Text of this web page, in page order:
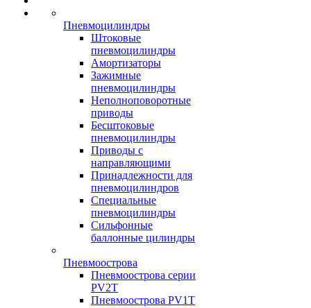
Пневмоцилиндры
Штоковые
пневмоцилиндры
Амортизаторы
Зажимные
пневмоцилиндры
Неполноповоротные
приводы
Бесштоковые
пневмоцилиндры
Приводы с
направляющими
Принадлежности для
пневмоцилиндров
Специальные
пневмоцилиндры
Сильфонные
баллонные цилиндры
Пневмоострова
Пневмоострова серии
PV2T
Пневмоострова PV1T